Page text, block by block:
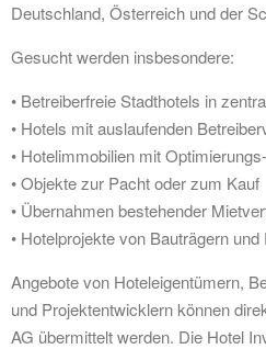
Deutschland, Österreich und der
Gesucht werden insbesondere:
• Betreiberfreie Stadthotels in
• Hotels mit auslaufenden
• Hotelimmobilien mit
• Objekte zur Pacht oder zum Kauf
• Übernahmen bestehender
• Hotelprojekte von Bauträgern
Angebote von Hoteleigentümern,
und Projektentwicklern können
AG übermittelt werden. Die Hotel